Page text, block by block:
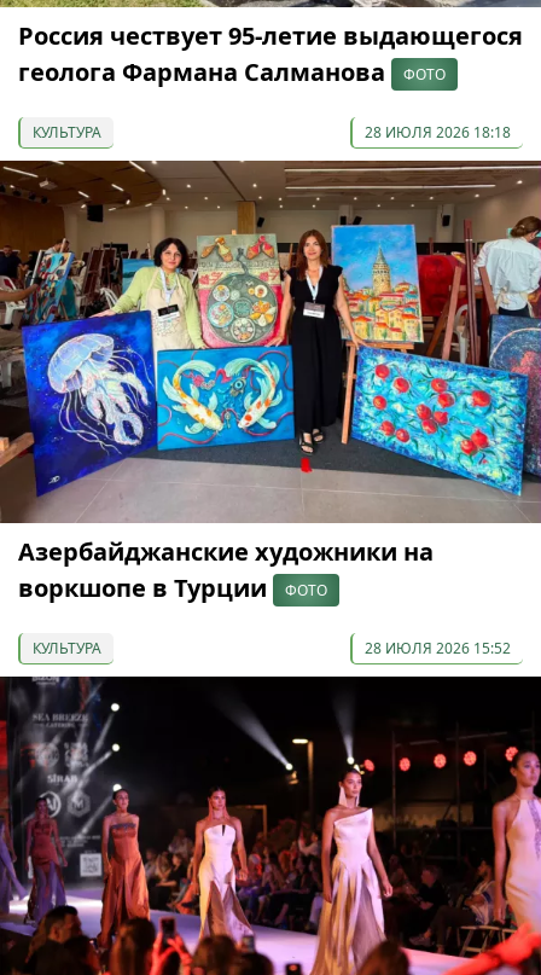
Россия чествует 95-летие выдающегося
геолога Фармана Салманова
ФОТО
КУЛЬТУРА 28 ИЮЛЯ 2026 18:18
Азербайджанские художники на
воркшопе в Турции
ФОТО
КУЛЬТУРА 28 ИЮЛЯ 2026 15:52